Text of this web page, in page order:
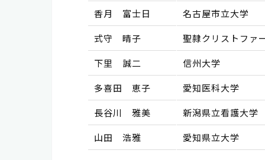
香月 富士日
名古屋市立大学
式守 晴子
聖隷クリストファ
下里 誠二
信州大学
多喜田 恵子
愛知医科大学
長谷川 雅美
新潟県立看護大学
山田 浩雅
愛知県立大学